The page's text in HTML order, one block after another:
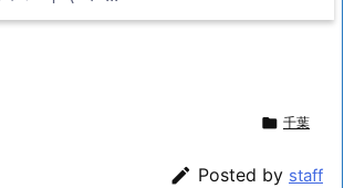
 千葉
 Posted by staff